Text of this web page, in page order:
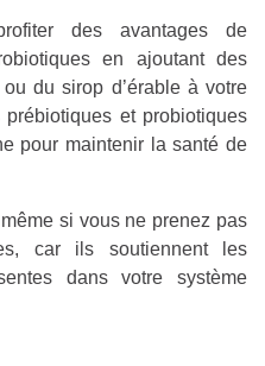
des avantages de
en ajoutant des
du sirop d’érable à votre
et probiotiques
pour maintenir la santé de
si vous ne prenez pas
car ils soutiennent les
dans votre système